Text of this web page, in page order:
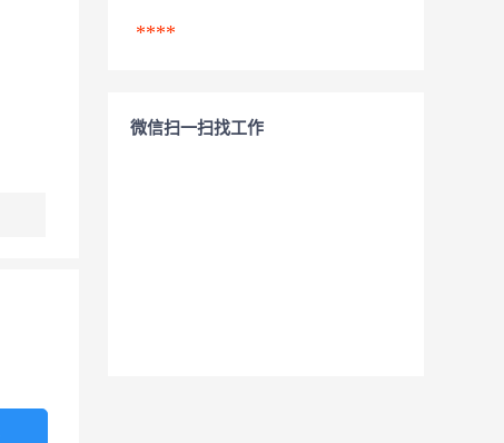
****
微信扫一扫找工作